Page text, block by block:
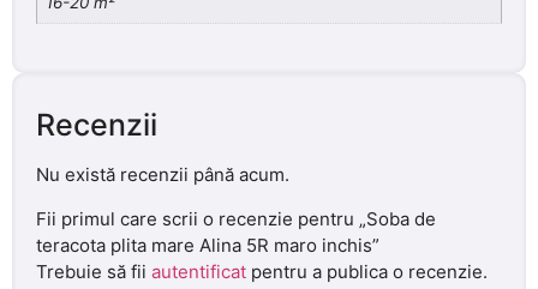
Recenzii
Nu există recenzii până acum.
Fii primul care scrii o recenzie pentru „Soba de
teracota plita mare Alina 5R maro inchis”
Trebuie să fii autentificat pentru a publica o recenzie.